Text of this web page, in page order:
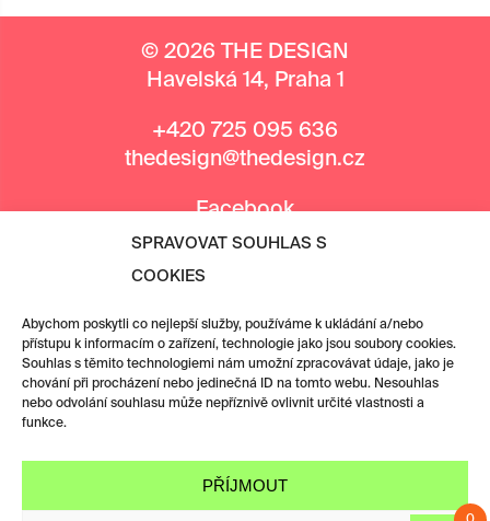
SPRAVOVAT SOUHLAS S
COOKIES
Abychom poskytli co nejlepší služby, používáme k ukládání a/nebo
přístupu k informacím o zařízení, technologie jako jsou soubory cookies.
Souhlas s těmito technologiemi nám umožní zpracovávat údaje, jako je
chování při procházení nebo jedinečná ID na tomto webu. Nesouhlas
nebo odvolání souhlasu může nepříznivě ovlivnit určité vlastnosti a
funkce.
PŘÍJMOUT
© 2026 THE DESIGN
Havelská 14, Praha 1
+420 725 095 636
thedesign@thedesign.cz
Facebook
Instagram